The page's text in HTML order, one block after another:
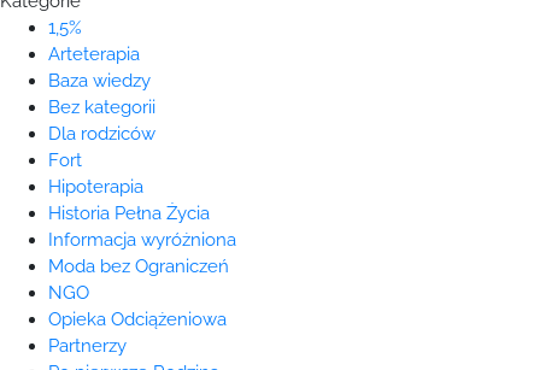
1,5%
Arteterapia
Baza wiedzy
Bez kategorii
Dla rodziców
Fort
Hipoterapia
Historia Pełna Życia
Informacja wyróżniona
Moda bez Ograniczeń
NGO
Opieka Odciążeniowa
Partnerzy